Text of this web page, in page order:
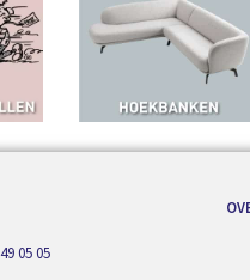
05 05